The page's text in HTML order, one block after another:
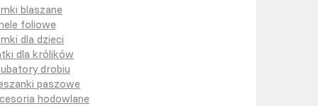
blaszane
foliowe
dla dzieci
dla królików
drobiu
paszowe
hodowlane